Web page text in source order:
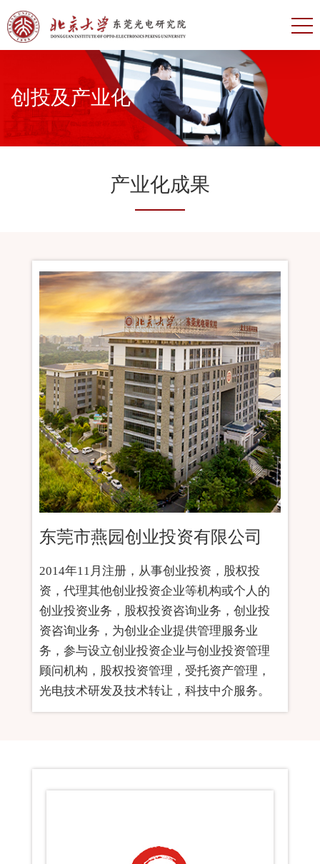
创投及产业化
产业化成果
东莞市燕园创业投资有限公司
2014年11月注册，从事创业投资，股权投
资，代理其他创业投资企业等机构或个人的
创业投资业务，股权投资咨询业务，创业投
资咨询业务，为创业企业提供管理服务业
务，参与设立创业投资企业与创业投资管理
顾问机构，股权投资管理，受托资产管理，
光电技术研发及技术转让，科技中介服务。